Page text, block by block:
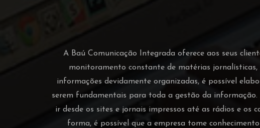
A Baú Comunicação Integrada oferece aos seus
monitoramento constante de matérias jornalísticas,
informações devidamente organizadas, é possível
serem fundamentais para toda a gestão da
ir desde os sites e jornais impressos até as rádios e os
forma, é possível que a empresa tome